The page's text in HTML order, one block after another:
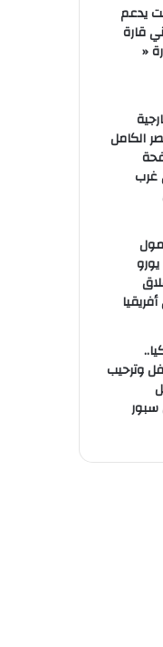
يدعم
قارة
«
الكامل
غرب
يورو
وترحيب
سبور